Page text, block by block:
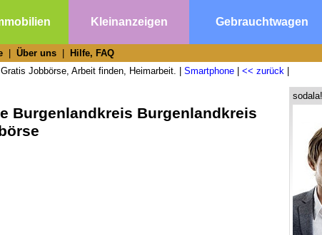
Kleinanzeigen Gebrauchtwagen
Über uns
Hilfe, FAQ
Gratis Jobbörse, Arbeit finden, Heimarbeit. | Smartphone << zurück
Burgenlandkreis Burgenlandkreis